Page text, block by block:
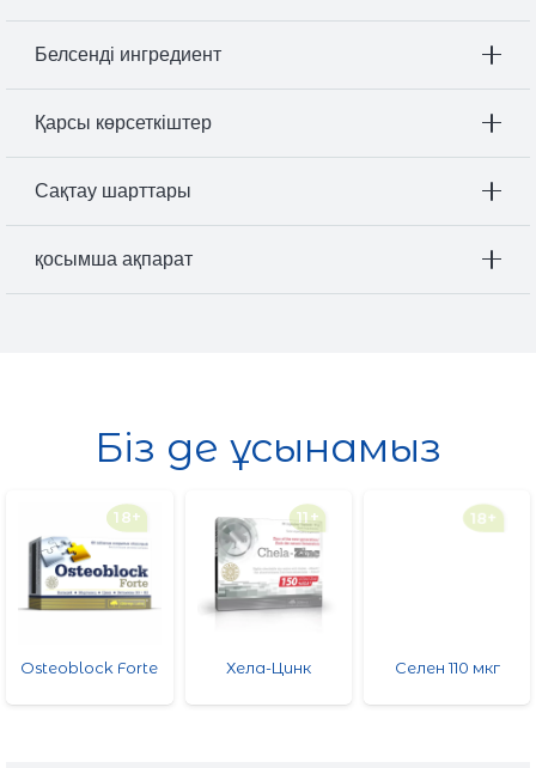
Белсенді ингредиент
Қарсы көрсеткіштер
Сақтау шарттары
қосымша ақпарат
Біз де ұсынамыз
18+
Osteoblock Forte
11+
Хела-Цинк
18+
Селен 110 мкг